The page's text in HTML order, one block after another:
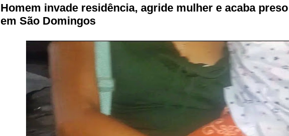
Homem invade residência, agride mulher e acaba
em São Domingos